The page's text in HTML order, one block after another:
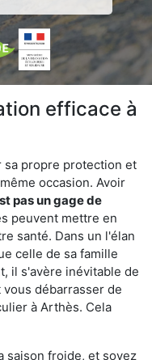
efficace à
sa propre protection et
occasion. Avoir
pas un gage de
peuvent mettre en
santé. Dans un l'élan
celle de sa famille
il s'avère inévitable de
débarrasser de
à Arthès. Cela
saison froide, et soyez